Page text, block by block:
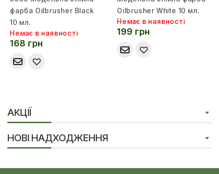
фарба Oilbrusher Black
10 мл.
Немає в наявності
168 грн
Oilbrusher White 10 мл.
Немає в наявності
199 грн
АКЦІЇ
НОВІ НАДХОДЖЕННЯ